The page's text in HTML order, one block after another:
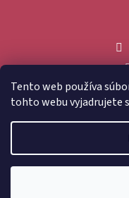
Tento web používa
tohto webu vyjadrujete